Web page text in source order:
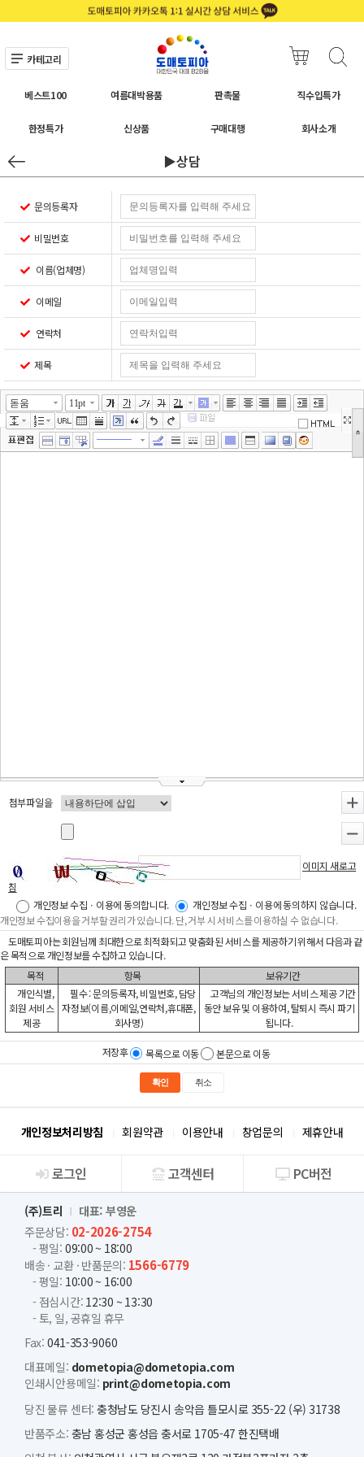
카테고리
베스트100 여름대박용품 판촉물 직수입특가
한정특가 신상품 구매대행 회사소개
▶상담
문의등록자
비밀번호
이름(업체명)
이메일
연락처
제목
돋움 11pt
첨부파일을
이미지 새로고
침
개인정보 수집ㆍ이용에 동의합니다.
개인정보 수집ㆍ이용에 동의하지 않습니다.
개인정보 수집이용을 거부할 권리가 있습니다. 단, 거부 시 서비스를 이용하실 수 없습니다.
도매토피아는 회원님께 최대한으로 최적화되고 맞춤화된 서비스를 제공하기 위해서 다음과 같
은 목적으로 개인정보를 수집하고 있습니다.
목적
항목
보유기간
개인식별,
회원 서비스
제공
필수 : 문의등록자, 비밀번호, 담당
자정보(이름,이메일,연락처,휴대폰,
회사명)
고객님의 개인정보는 서비스 제공 기간
동안 보유 및 이용하여, 탈퇴시 즉시 파기
됩니다.
저장후 목록으로 이동 본문으로 이동
확인 취소
개인정보처리방침 회원약관 이용안내 창업문의 제휴안내
회사소개
로그인 고객센터 PC버전
(주)트리
대표: 부영운
주문상담: 02-2026-2754
- 평일: 09:00 ~ 18:00
배송 · 교환 · 반품문의: 1566-6779
- 평일: 10:00 ~ 16:00
- 점심시간: 12:30 ~ 13:30
- 토, 일, 공휴일 휴무
Fax: 041-353-9060
대표메일: dometopia@dometopia.com
인쇄시안용메일: print@dometopia.com
당진 물류 센터: 충청남도 당진시 송악읍 틀모시로 355-22 (우) 31738
반품주소: 충남 홍성군 홍성읍 충서로 1705-47 한진택배